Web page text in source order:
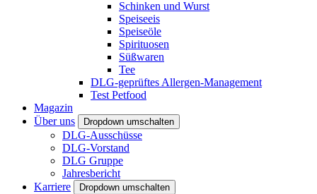
Schinken und Wurst
Speiseeis
Speiseöle
Spirituosen
Süßwaren
Tee
DLG-geprüftes Allergen-Management
Test Petfood
Magazin
Über uns
Dropdown umschalten
DLG-Ausschüsse
DLG-Vorstand
DLG Gruppe
Jahresbericht
Karriere
Dropdown umschalten